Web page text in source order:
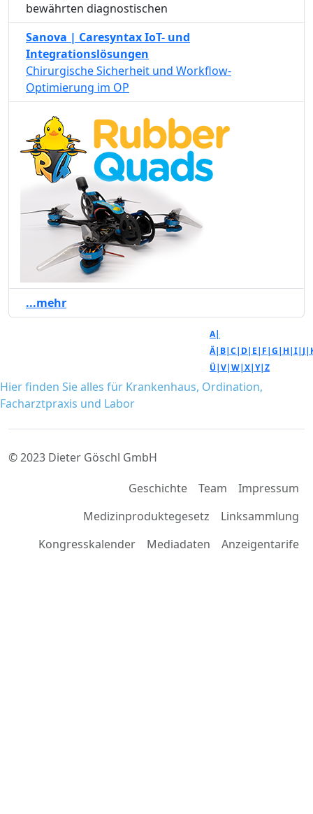
bewährten diagnostischen
Sanova | Caresyntax IoT- und
Integrationslösungen
Chirurgische Sicherheit und Workflow-
Optimierung im OP
...mehr
A|
Ä| B|C| D| E| F|G| H|I| J|
Ü|V|W|X|Y|Z
Hier finden Sie alles für Krankenhaus, Ordination,
Facharztpraxis und Labor
© 2023 Dieter Göschl GmbH
Geschichte
Team
Impressum
Medizinproduktegesetz
Linksammlung
Kongresskalender
Mediadaten Anzeigentarife